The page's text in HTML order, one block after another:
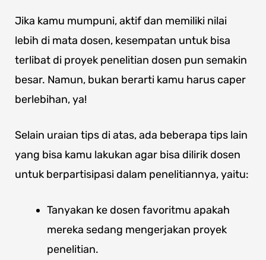
Jika kamu mumpuni, aktif dan memiliki nilai
lebih di mata dosen, kesempatan untuk bisa
terlibat di proyek penelitian dosen pun semakin
besar. Namun, bukan berarti kamu harus caper
berlebihan, ya!
Selain uraian tips di atas, ada beberapa tips lain
yang bisa kamu lakukan agar bisa dilirik dosen
untuk berpartisipasi dalam penelitiannya, yaitu:
Tanyakan ke dosen favoritmu apakah
mereka sedang mengerjakan proyek
penelitian.